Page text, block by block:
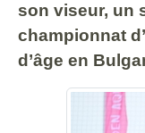
son viseur, un
championnat
d’âge en